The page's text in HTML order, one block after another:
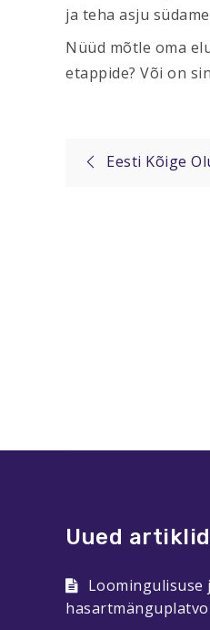
ja teha asju
Nüüd mõtle oma
etappide? Või on
Post
Eesti Kõige
Uued artiklid
Loomingulisuse